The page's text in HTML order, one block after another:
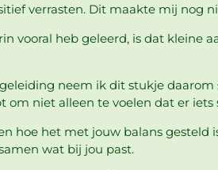
verrasten. Dit maakte mij nog
vooral heb geleerd, is dat kleine
neem ik dit stukje daarom
om niet alleen te voelen dat er
hoe het met jouw balans gesteld
wat bij jou past.